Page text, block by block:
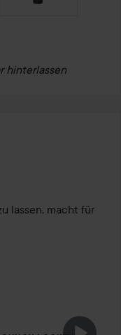
hinterlassen
erstellt
lassen, macht für